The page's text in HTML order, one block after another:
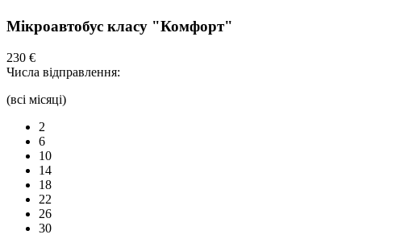
Мікроавтобус класу "Комфорт"
230 €
Числа відправлення:
(всі місяці)
2
6
10
14
18
22
26
30